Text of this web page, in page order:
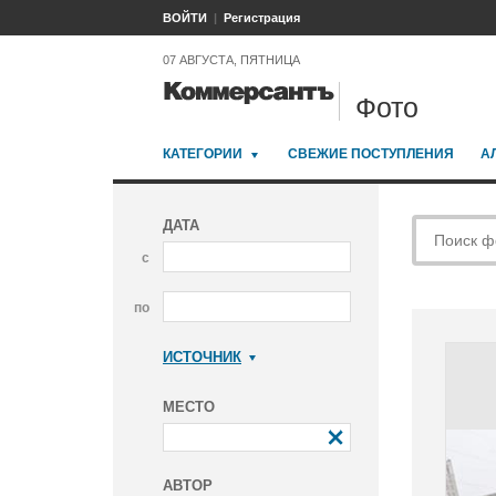
ВОЙТИ Регистрация
07 АВГУСТА, ПЯТНИЦА
Фото
КАТЕГОРИИ СВЕЖИЕ ПОСТУПЛЕНИЯ
ДАТА
с
по
ИСТОЧНИК
МЕСТО
АВТОР